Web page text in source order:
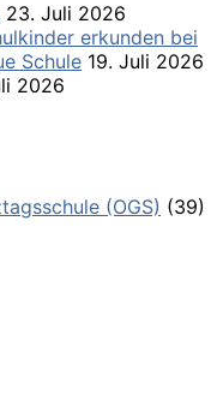
23. Juli 2026
erkunden bei
Schule 19. Juli 2026
2026
(OGS) (39)